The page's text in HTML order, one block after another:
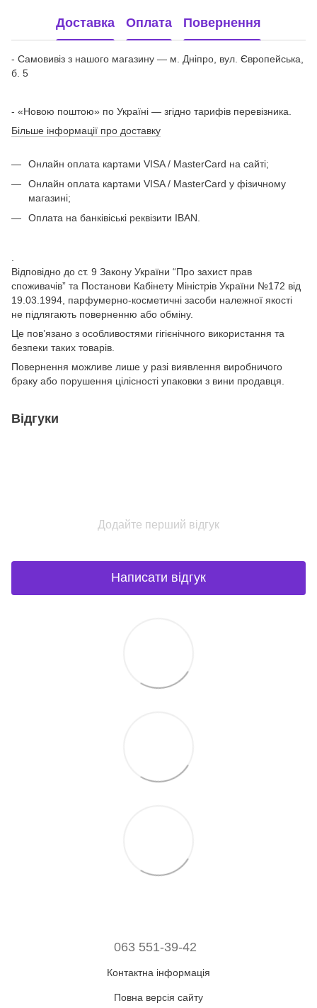
Доставка Оплата Повернення
- Самовивіз з нашого магазину — м. Дніпро, вул. Європейська,
б. 5
- «Новою поштою» по Україні — згідно тарифів перевізника.
Більше інформації про доставку
Онлайн оплата картами VISA / MasterCard на сайті;
Онлайн оплата картами VISA / MasterCard у фізичному
магазині;
Оплата на банківіські реквізити IBAN.
Відповідно до ст. 9 Закону України “Про захист прав
споживачів” та Постанови Кабінету Міністрів України №172 від
19.03.1994, парфумерно-косметичні засоби належної якості
не підлягають поверненню або обміну.
Це пов’язано з особливостями гігієнічного використання та
безпеки таких товарів.
Повернення можливе лише у разі виявлення виробничого
браку або порушення цілісності упаковки з вини продавця.
Відгуки
Додайте перший відгук
Написати відгук
063 551-39-42
Контактна інформація
Повна версія сайту